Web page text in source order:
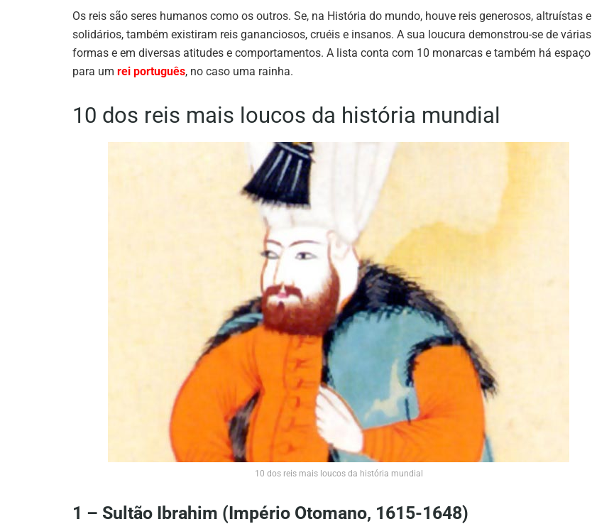
Os reis são seres humanos como os outros. Se, na História do mundo, houve reis generosos, altruístas e
solidários, também existiram reis gananciosos, cruéis e insanos. A sua loucura demonstrou-se de várias
formas e em diversas atitudes e comportamentos. A lista conta com 10 monarcas e também há espaço
para um rei português, no caso uma rainha.
10 dos reis mais loucos da história mundial
10 dos reis mais loucos da história mundial
1 – Sultão Ibrahim (Império Otomano, 1615-1648)